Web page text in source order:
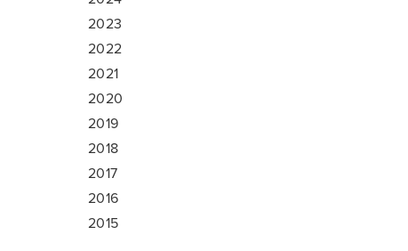
2023
2022
2021
2020
2019
2018
2017
2016
2015